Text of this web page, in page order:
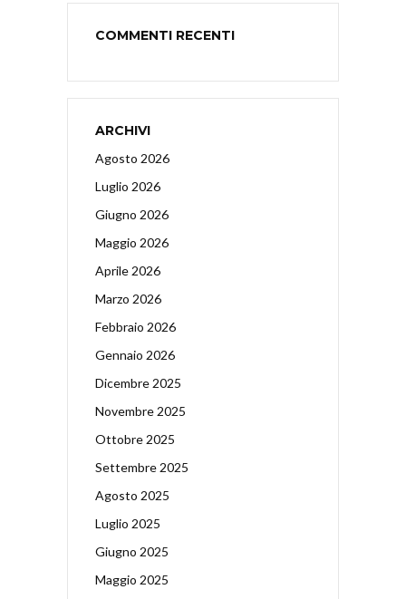
COMMENTI RECENTI
ARCHIVI
Agosto 2026
Luglio 2026
Giugno 2026
Maggio 2026
Aprile 2026
Marzo 2026
Febbraio 2026
Gennaio 2026
Dicembre 2025
Novembre 2025
Ottobre 2025
Settembre 2025
Agosto 2025
Luglio 2025
Giugno 2025
Maggio 2025